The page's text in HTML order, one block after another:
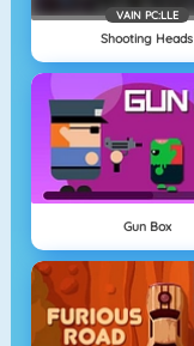
VAIN PC:LLE
Shooting Heads
Gun Box